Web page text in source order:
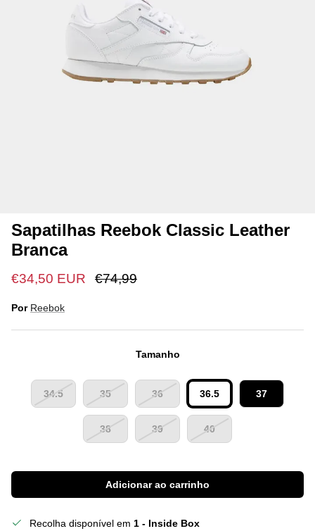
Sapatilhas Reebok Classic Leather
Branca
€34,50 EUR €74,99
Por Reebok
Tamanho
34.5 35 36 36.5 37
38 39 40
Adicionar ao carrinho
Recolha disponível em 1 - Inside Box